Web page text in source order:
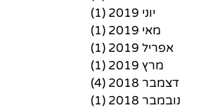
יוני 2019
(1)
מאי 2019
(1)
אפריל 2019
(1)
מרץ 2019
(1)
דצמבר 2018
(4)
נובמבר 2018
(1)